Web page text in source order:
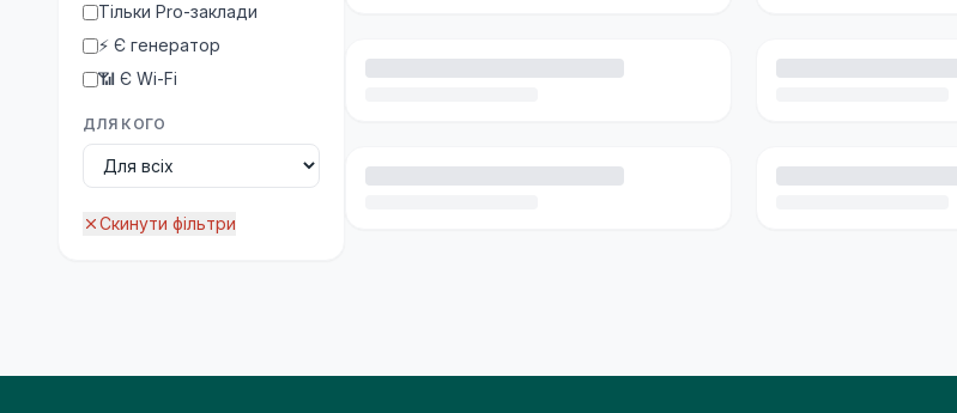
Тільки Pro-заклади
⚡ Є генератор
📶 Є Wi-Fi
ДЛЯ КОГО
Скинути фільтри